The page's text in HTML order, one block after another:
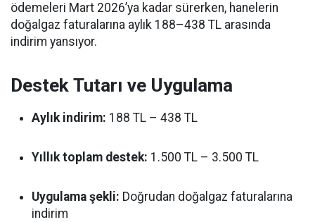
ödemeleri Mart 2026’ya kadar sürerken, hanelerin
doğalgaz faturalarına aylık 188–438 TL arasında
indirim yansıyor.
Destek Tutarı ve Uygulama
Aylık indirim: 188 TL – 438 TL
Yıllık toplam destek: 1.500 TL – 3.500 TL
Uygulama şekli: Doğrudan doğalgaz faturalarına
indirim